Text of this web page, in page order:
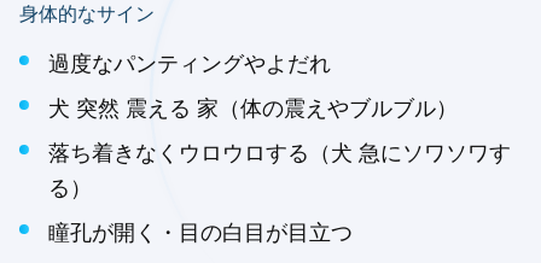
身体的なサイン
過度なパンティングやよだれ
犬 突然 震える 家（体の震えやブルブル）
落ち着きなくウロウロする（犬 急にソワソワす
る）
瞳孔が開く・目の白目が目立つ